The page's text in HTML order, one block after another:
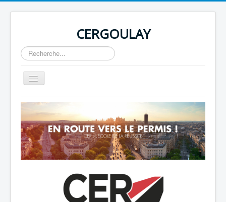
CERGOULAY
Rechercher
Basculer
la
Home
About
Author Login